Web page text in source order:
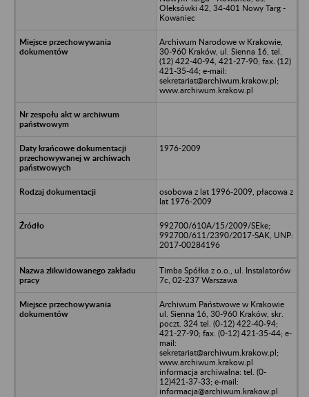
Oleksówki 42, 34-401 Nowy Targ -
Kowaniec
Archiwum Narodowe w Krakowie,
30-960 Kraków, ul. Sienna 16, tel.
(12) 422-40-94, 421-27-90; fax. (12)
421-35-44; e-mail:
sekretariat@archiwum.krakow.pl;
www.archiwum.krakow.pl
1976-2009
osobowa z lat 1996-2009, płacowa z
lat 1976-2009
992700/610A/15/2009/SEke;
992700/611/2390/2017-SAK, UNP:
2017-00284196
Timba Spółka z o.o., ul. Instalatorów
7c, 02-237 Warszawa
Archiwum Państwowe w Krakowie
ul. Sienna 16, 30-960 Kraków, skr.
poczt. 324 tel. (0-12) 422-40-94;
421-27-90; fax. (0-12) 421-35-44; e-
mail:
sekretariat@archiwum.krakow.pl;
www.archiwum.krakow.pl
informacja archiwalna: tel. (0-
12)421-37-33; e-mail:
informacja@archiwum.krakow.pl